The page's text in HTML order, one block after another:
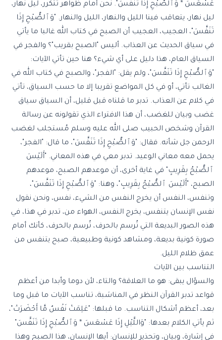
عَسْعَسَ * وَٱلصُّبْحِ إِذَا تَنَفَّسَ". نحن أمام ظواهر تتكرر، ليل نهار،
ليل نهار، يتعاقب فينا الليل والنهار، الليل والنهار. "وَٱلصُّبْحِ إِذَا
تَنَفَّسَ"، العجيب، العجيب أن الصبح في كتاب الله غالبا ما يأتي
في سياق الحديث عن العذاب. أليس "الصبح بقريب"؟ والفجر في
السياق العام، هذا دليل على أي شيء؟ هنا حين تأتي الآيات:
"وَٱلصُّبْحِ إِذَا تَنَفَّسَ"، ولم يقل: "الفجر"، والصبح في كتاب الله في
الغالب تأتي، أو في كل المواضع تقريبا إلا ما حسب السياق، تأتي
في كلام عن العذاب. تدبر ما قلناه قبل قليل، أن السياق سياق
غضب وبيان للغضب، أن هذا الافتراء الذي تقولونه عن رسالة
القرآن وشخص الحبيب صلى الله عليه وسلم مُستجلب لغضب
الرحمن جل شأنه. فقال: "وَٱلصُّبْحِ إِذَا تَنَفَّسَ"، ما قال: "الفجر"،
يحمل معه معاني الوعيد. تدبر معي في هذه المعاني. "أَلَيْسَ
ٱلصُّبْحُ بِقَرِيبٍ" في غاية أخرى، أن موعدهم الصبح، موعدهم
الصبح، "أَلَيْسَ ٱلصُّبْحُ بِقَرِيبٍ"، وهنا: "وَٱلصُّبْحِ إِذَا تَنَفَّسَ"،
وتنفس، النفس أن يخرج النفس من الشيء، نفس، ونحن نقول
نفس الإنسان يتنفس، يخرج النفس، الهواء من، تدبر في هذا، في
هذه الصور البديعة التي تُرسم بالحرف، تُرسم بالحرف، كأنك أمام
صورة كونية بديعة، ومشاهد كونية وطبيعية، صبح يتنفس من
عمق ظلام الليل.
التناسب بين الآيات
والسؤال يبقى: هو ما العلاقة؟ والتاء، لأن دوما وأبدا من أعظم
قواعد تدبر القرآن النظر في المناسَبة، تناسب الآيات ما قبل وما
بعد، أعظم أشكال التناسب. ما قبلها: "عَلِمَتْ نَفْسٌ مَّا أَحْضَرَتْ"،
ثم يأتي الكلام بعدها: "وَاللَّيْلِ إِذَا عَسْعَسَ * وَٱلصُّبْحِ إِذَا تَنَفَّسَ"
في إشارة، وبيان، وتحذير للإنسان: أيها الإنسان، هذا الصبح وهذا